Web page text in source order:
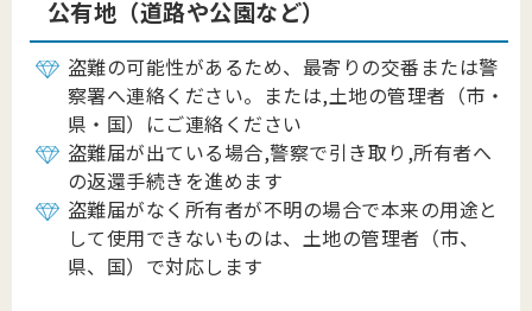
公有地（道路や公園など）
盗難の可能性があるため、最寄りの交番または警
察署へ連絡ください。または,土地の管理者（市・
県・国）にご連絡ください
盗難届が出ている場合,警察で引き取り,所有者へ
の返還手続きを進めます
盗難届がなく所有者が不明の場合で本来の用途と
して使用できないものは、土地の管理者（市、
県、国）で対応します